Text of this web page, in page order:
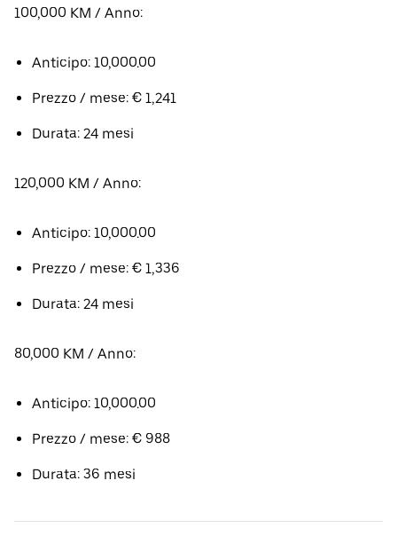
100,000 KM / Anno:
Anticipo: 10,000.00
Prezzo / mese: € 1,241
Durata: 24 mesi
120,000 KM / Anno:
Anticipo: 10,000.00
Prezzo / mese: € 1,336
Durata: 24 mesi
80,000 KM / Anno:
Anticipo: 10,000.00
Prezzo / mese: € 988
Durata: 36 mesi